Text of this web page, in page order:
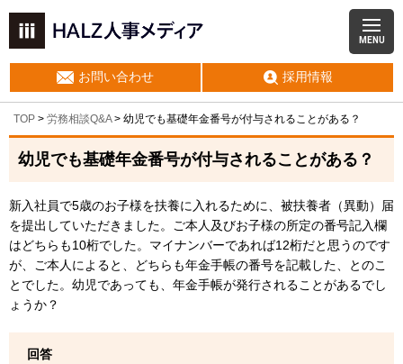
MENU
お問い合わせ 採用情報
TOP > 労務相談Q&A> 幼児でも基礎年金番号が付与されることがある？
幼児でも基礎年金番号が付与されることがある？
新入社員で5歳のお子様を扶養に入れるために、被扶養者（異動）届
を提出していただきました。ご本人及びお子様の所定の番号記入欄
はどちらも10桁でした。マイナンバーであれば12桁だと思うのです
が、ご本人によると、どちらも年金手帳の番号を記載した、とのこ
とでした。幼児であっても、年金手帳が発行されることがあるでし
ょうか？
回答